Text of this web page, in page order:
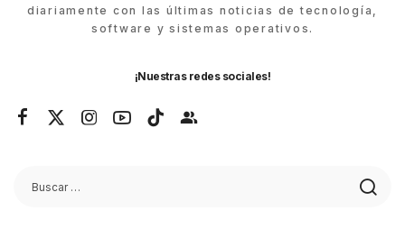
diariamente con las últimas noticias de tecnología,
software y sistemas operativos.
¡Nuestras redes sociales!